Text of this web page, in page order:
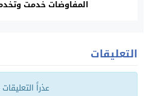
المفاوضات خدمت وتخدم
التعليقات
عذراً